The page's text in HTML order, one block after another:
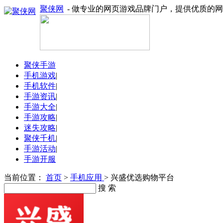
聚侠网 - 做专业的网页游戏品牌门户，提供优质的
聚侠手游
手机游戏|
手机软件|
手游资讯|
手游大全|
手游攻略|
迷失攻略|
聚侠千机|
手游活动|
手游开服
当前位置： 首页 > 手机应用 > 兴盛优选购物平台
搜 索